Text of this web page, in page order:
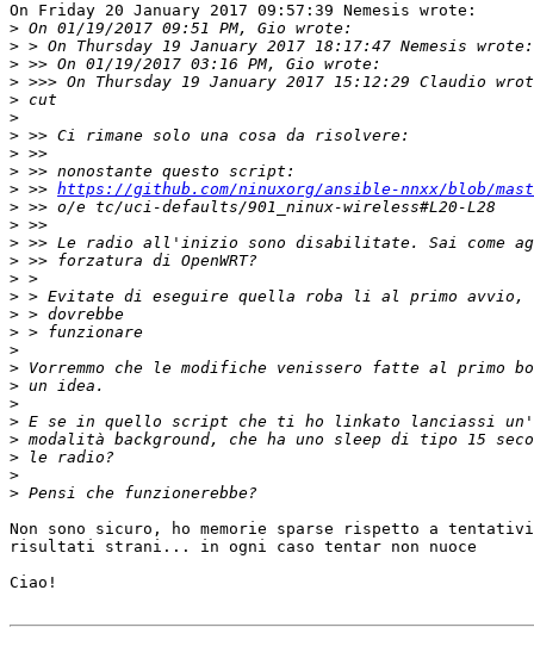
On Friday 20 January 2017 09:57:39 Nemesis wrote:
>
>
>
>
>
>
>
>
>
> >> https://github.com/ninuxorg/ansible-nnxx/blob/
>
>
>
>
>
>
>
>
>
>
>
>
>
>
>
>
>
Non sono sicuro, ho memorie sparse rispetto a
risultati strani... in ogni caso tentar non nuoce
Ciao!